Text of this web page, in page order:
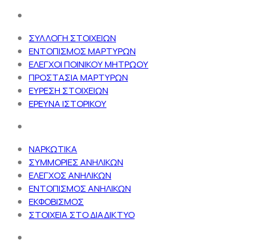
ΣΥΛΛΟΓΗ ΣΤΟΙΧΕΙΩΝ
ΕΝΤΟΠΙΣΜΟΣ ΜΑΡΤΥΡΩΝ
ΕΛΕΓΧΟΙ ΠΟΙΝΙΚΟΥ ΜΗΤΡΩΟΥ
ΠΡΟΣΤΑΣΙΑ ΜΑΡΤΥΡΩΝ
ΕΥΡΕΣΗ ΣΤΟΙΧΕΙΩΝ
ΕΡΕΥΝΑ ΙΣΤΟΡΙΚΟΥ
ΝΑΡΚΩΤΙΚΑ
ΣΥΜΜΟΡΙΕΣ ΑΝΗΛΙΚΩΝ
ΕΛΕΓΧΟΣ ΑΝΗΛΙΚΩΝ
ΕΝΤΟΠΙΣΜΟΣ ΑΝΗΛΙΚΩΝ
ΕΚΦΟΒΙΣΜΟΣ
ΣΤΟΙΧΕΙΑ ΣΤΟ ΔΙΑΔΙΚΤΥΟ